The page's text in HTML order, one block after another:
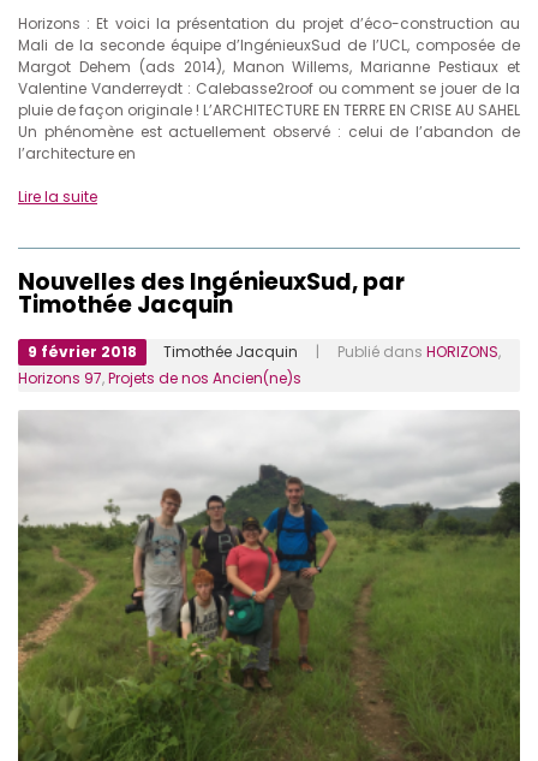
Horizons : Et voici la présentation du projet d’éco-construction au
Mali de la seconde équipe d’IngénieuxSud de l’UCL, composée de
Margot Dehem (ads 2014), Manon Willems, Marianne Pestiaux et
Valentine Vanderreydt : Calebasse2roof ou comment se jouer de la
pluie de façon originale ! L’ARCHITECTURE EN TERRE EN CRISE AU SAHEL
Un phénomène est actuellement observé : celui de l’abandon de
l’architecture en
Lire la suite
Nouvelles des IngénieuxSud, par
Timothée Jacquin
9 février 2018 Timothée Jacquin | Publié dans HORIZONS,
Horizons 97,Projets de nos Ancien(ne)s